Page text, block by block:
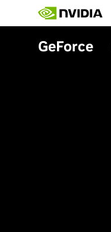
GeForce